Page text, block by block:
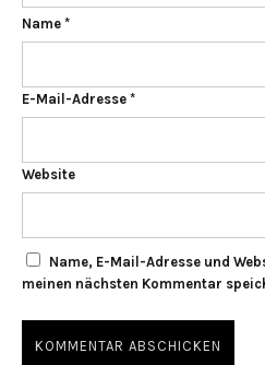
Name *
E-Mail-Adresse *
Website
Name, E-Mail-Adresse und
meinen nächsten Kommentar